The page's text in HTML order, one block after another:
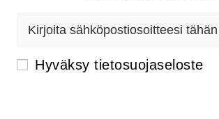
Hyväksy tietosuojaseloste